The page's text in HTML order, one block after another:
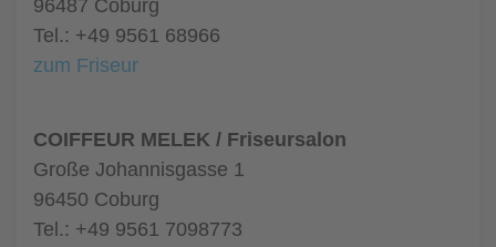
96487 Coburg
Tel.: +49 9561 68966
zum Friseur
COIFFEUR MELEK / Friseursalon
Große Johannisgasse 1
96450 Coburg
Tel.: +49 9561 7098773